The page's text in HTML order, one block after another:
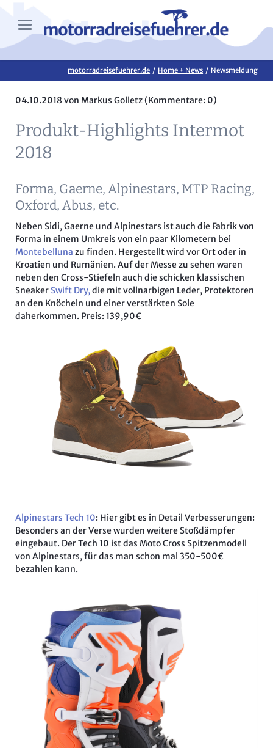
motorradreisefuehrer.de Home + News Newsmeldung
04.10.2018 von Markus Golletz (Kommentare: 0)
Produkt-Highlights Intermot
2018
Forma, Gaerne, Alpinestars, MTP Racing,
Oxford, Abus, etc.
Neben Sidi, Gaerne und Alpinestars ist auch die Fabrik von
Forma in einem Umkreis von ein paar Kilometern bei
Montebelluna zu finden. Hergestellt wird vor Ort oder in
Kroatien und Rumänien. Auf der Messe zu sehen waren
neben den Cross-Stiefeln auch die schicken klassischen
Sneaker Swift Dry,die mit vollnarbigen Leder, Protektoren
an den Knöcheln und einer verstärkten Sole
daherkommen. Preis: 139,90€
Alpinestars Tech 10: Hier gibt es in Detail Verbesserungen:
Besonders an der Verse wurden weitere Stoßdämpfer
eingebaut. Der Tech 10 ist das Moto Cross Spitzenmodell
von Alpinestars, für das man schon mal 350-500€
bezahlen kann.